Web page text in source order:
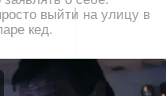
выйти на улицу в
кед.